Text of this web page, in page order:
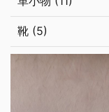
靴 (5)